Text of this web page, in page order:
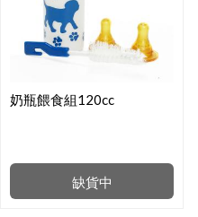
缺貨中
奶瓶餵食組120cc